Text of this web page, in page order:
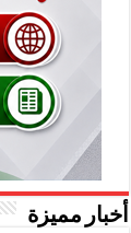
أخبار مميزة